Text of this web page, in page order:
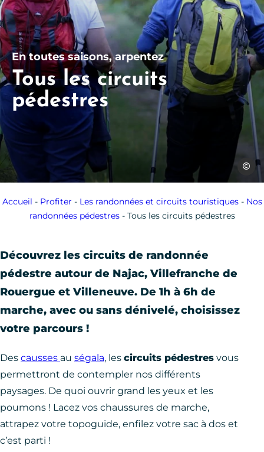
En toutes saisons, arpentez
Tous les circuits
pédestres
Accueil - Profiter - Les randonnées et circuits touristiques- Nos
randonnées pédestres- Tous les circuits pédestres
Découvrez les circuits de randonnée
pédestre autour de Najac, Villefranche de
Rouergue et Villeneuve. De 1h à 6h de
marche, avec ou sans dénivelé, choisissez
votre parcours !
Des causses au ségala, les circuits pédestres vous
permettront de contempler nos différents
paysages. De quoi ouvrir grand les yeux et les
poumons ! Lacez vos chaussures de marche,
attrapez votre topoguide, enfilez votre sac à dos et
c’est parti !